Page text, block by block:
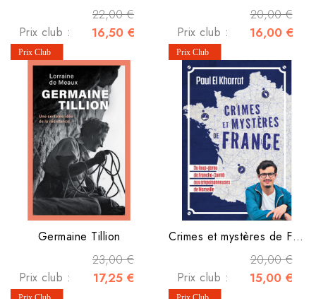
22,00 €
Prix club : 16,50 €
20,00 €
Prix club : 16,00 €
Germaine Tillion
23,00 €
Prix club : 17,25 €
Crimes et mystères de France
20,00 €
Prix club : 15,00 €